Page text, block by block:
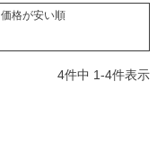
価格が安い順
4件中 1-4件表示